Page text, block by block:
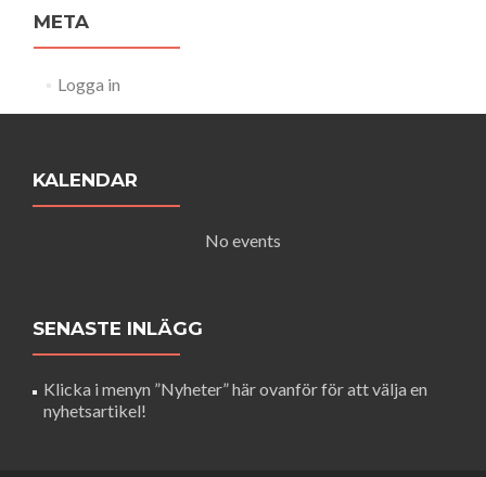
META
Logga in
KALENDAR
No events
SENASTE INLÄGG
Klicka i menyn ”Nyheter” här ovanför för att välja en
nyhetsartikel!